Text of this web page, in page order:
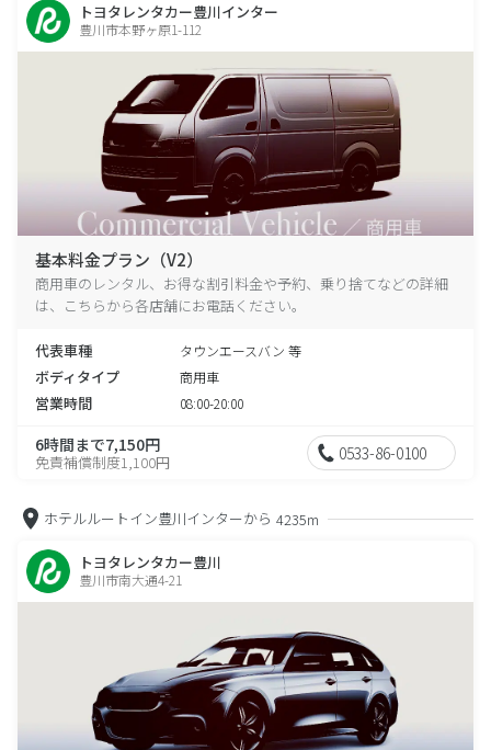
トヨタレンタカー豊川インター
豊川市本野ヶ原1-112
基本料金プラン（V2）
商用車のレンタル、お得な割引料金や予約、乗り捨てなどの詳細
は、こちらから各店舗にお電話ください。
代表車種 タウンエースバン 等
ボディタイプ 商用車
営業時間 08:00-20:00
6時間まで7,150円
免責補償制度1,100円 0533-86-0100
ホテルルートイン豊川インターから 4235m
トヨタレンタカー豊川
豊川市南大通4-21